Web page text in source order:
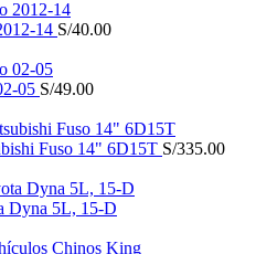
14 S/40.00
05 S/49.00
Fuso 14" 6D15T S/335.00
Dyna 5L, 15-D